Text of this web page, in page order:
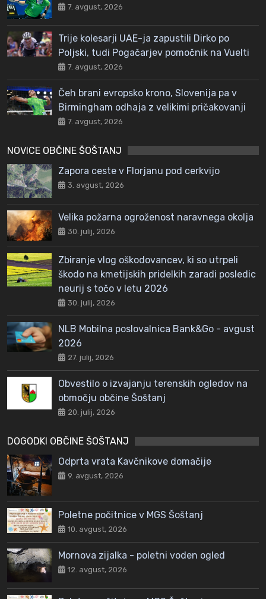
7. avgust, 2026
Trije kolesarji UAE-ja zapustili Dirko po
Poljski, tudi Pogačarjev pomočnik na Vuelti
7. avgust, 2026
Čeh brani evropsko krono, Slovenija pa v
Birmingham odhaja z velikimi pričakovanji
7. avgust, 2026
NOVICE OBČINE ŠOŠTANJ
Zapora ceste v Florjanu pod cerkvijo
3. avgust, 2026
Velika požarna ogroženost naravnega okolja
30. julij, 2026
Zbiranje vlog oškodovancev, ki so utrpeli
škodo na kmetijskih pridelkih zaradi posledic
neurij s točo v letu 2026
30. julij, 2026
NLB Mobilna poslovalnica Bank&Go - avgust
2026
27. julij, 2026
Obvestilo o izvajanju terenskih ogledov na
območju občine Šoštanj
20. julij, 2026
DOGODKI OBČINE ŠOŠTANJ
Odprta vrata Kavčnikove domačije
9. avgust, 2026
Poletne počitnice v MGS Šoštanj
10. avgust, 2026
Mornova zijalka - poletni voden ogled
12. avgust, 2026